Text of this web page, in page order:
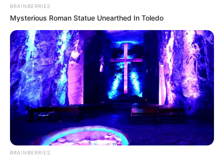
BRAINBERRIES
Mysterious Roman Statue Unearthed In Toledo
BRAINBERRIES